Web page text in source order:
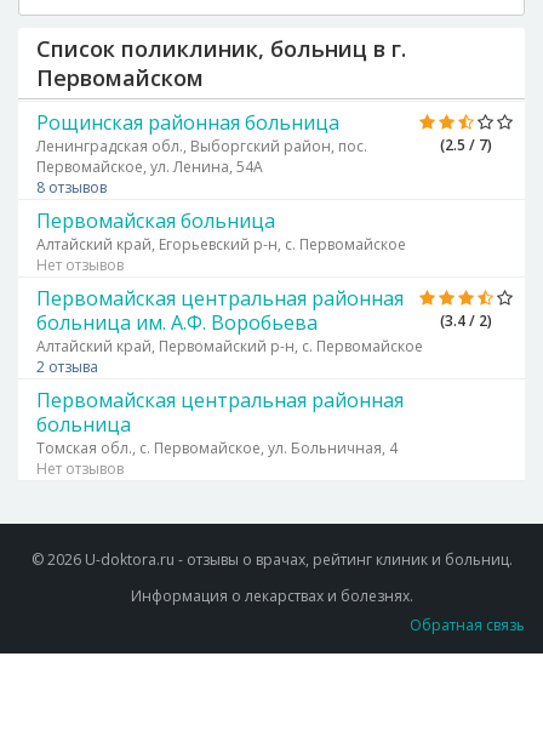
Список поликлиник, больниц в г.
Первомайском
(2.5 / 7)
Рощинская районная больница
Ленинградская обл., Выборгский район, пос.
Первомайское, ул. Ленина, 54А
8 отзывов
Первомайская больница
Алтайский край, Егорьевский р-н, с. Первомайское
Нет отзывов
(3.4 / 2)
Первомайская центральная районная
больница им. А.Ф. Воробьева
Алтайский край, Первомайский р-н, с. Первомайское
2 отзыва
Первомайская центральная районная
больница
Томская обл., с. Первомайское, ул. Больничная, 4
Нет отзывов
© 2026 U-doktora.ru - отзывы о врачах, рейтинг клиник и больниц.
Информация о лекарствах и болезнях.
Обратная связь